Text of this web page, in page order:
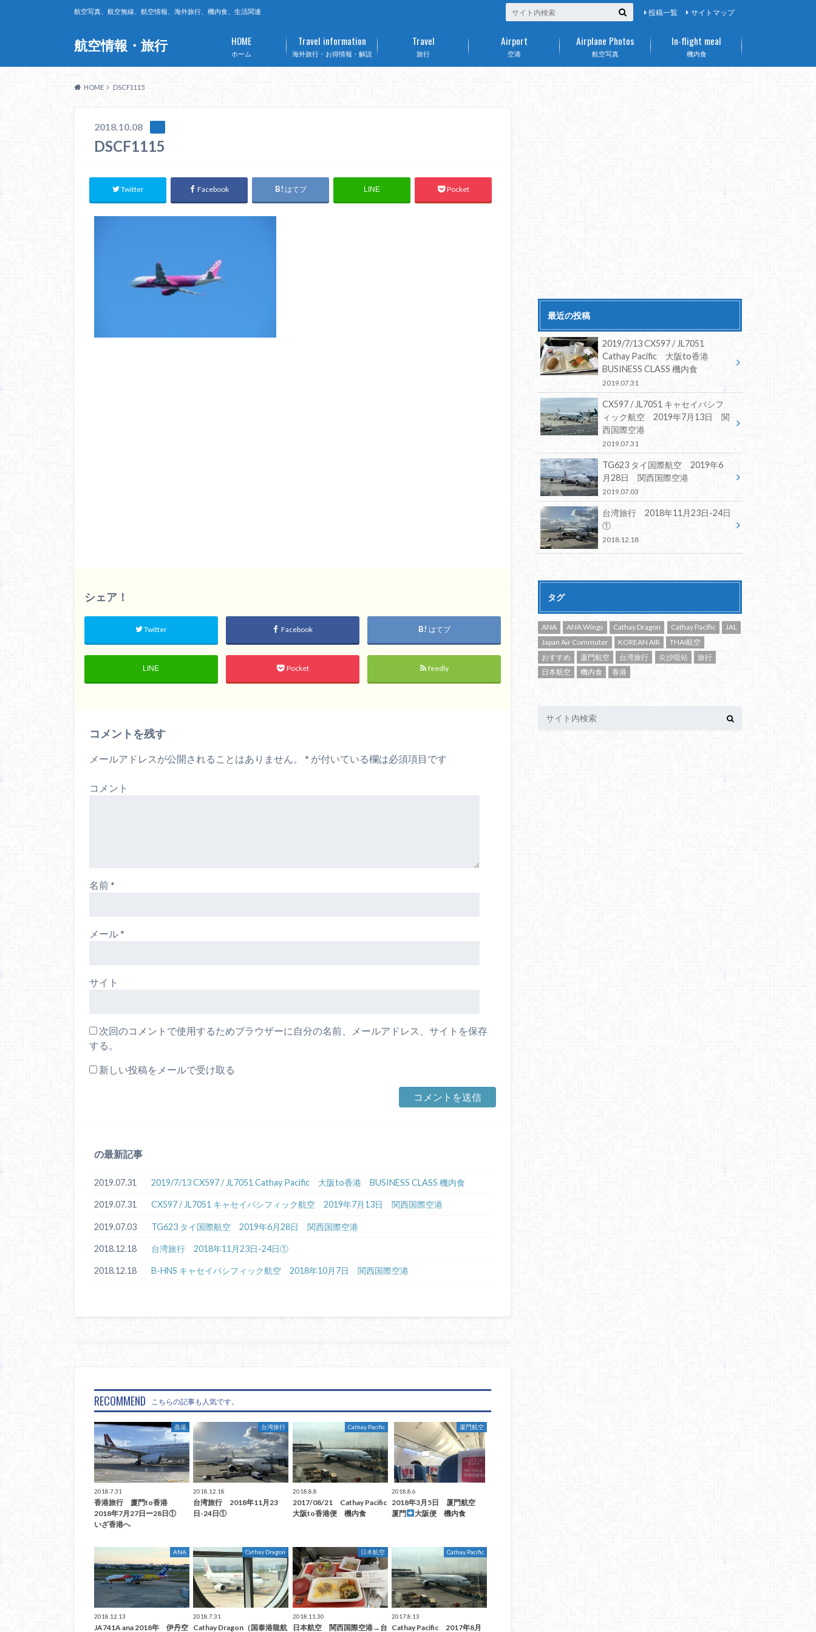
航空情報・旅行
航空写真、航空無線、航空情報、海外旅行、機内食、生活関連 投稿一覧 サイトマップ
ホーム
HOME
海外旅行・お得情報・解説
Travel information
旅行
Travel
空港
Airport
航空写真
Airplane Photos
機内食
In-flight meal
HOME DSCF1115
2018.10.08
DSCF1115
Twitter Facebook はてブ LINE Pocket
シェア！
Twitter Facebook はてブ
LINE Pocket feedly
コメントを残す
メールアドレスが公開されることはありません。 * が付いている欄は必須項目です
コメント
名前*
メール*
サイト
次回のコメントで使用するためブラウザーに自分の名前、メールアドレス、サイトを保存
する。
新しい投稿をメールで受け取る
の最新記事
2019.07.31 2019/7/13 CX597 / JL7051 Cathay Pacific 大阪to香港 BUSINESS CLASS 機内食
2019.07.31 CX597 / JL7051 キャセイパシフィック航空 2019年7月13日 関西国際空港
2019.07.03 TG623 タイ国際航空 2019年6月28日 関西国際空港
2018.12.18 台湾旅行 2018年11月23日-24日①
2018.12.18 B-HNS キャセイパシフィック航空 2018年10月7日 関西国際空港
RECOMMEND こちらの記事も人気です。
香港
2018.7.31
香港旅行 廈門to香港
2018年7月27日ー28日①
いざ香港へ
台湾旅行
2018.12.18
台湾旅行 2018年11月23
日-24日①
Cathay Pacific
2018.8.8
2017/08/21 Cathay Pacific
大阪to香港便 機内食
厦門航空
2018.8.6
2018年3月5日 厦門航空
厦門
大阪便 機内食
ANA
2018.12.13
JA741A ana 2018年 伊丹空
Cathay Dragon
2018.7.31
Cathay Dragon（国泰港龍航
日本航空
2018.11.30
日本航空 関西国際空港→台
Cathay Pacific
2017.8.13
Cathay Pacific 2017年8月
最近の投稿
2019/7/13 CX597 / JL7051
Cathay Pacific 大阪to香港
BUSINESS CLASS 機内食
2019.07.31
CX597 / JL7051 キャセイパシフ
ィック航空 2019年7月13日 関
西国際空港
2019.07.31
TG623 タイ国際航空 2019年6
月28日 関西国際空港
2019.07.03
台湾旅行 2018年11月23日-24日
①
2018.12.18
タグ
ANA ANA Wings Cathay Dragon Cathay Pacific
JAL
Japan Air Commuter
KOREAN AIR
THAI航空
おすすめ
厦門航空 台湾旅行 尖沙咀站
旅行
日本航空
機内食 香港